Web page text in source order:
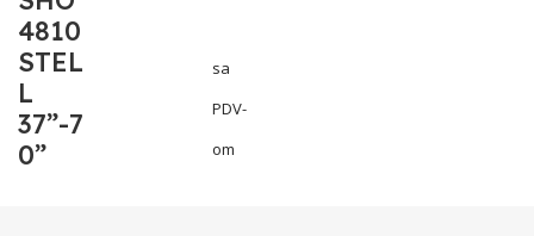
4810
STEL
L
37”-7
0”
sa
PDV-
om